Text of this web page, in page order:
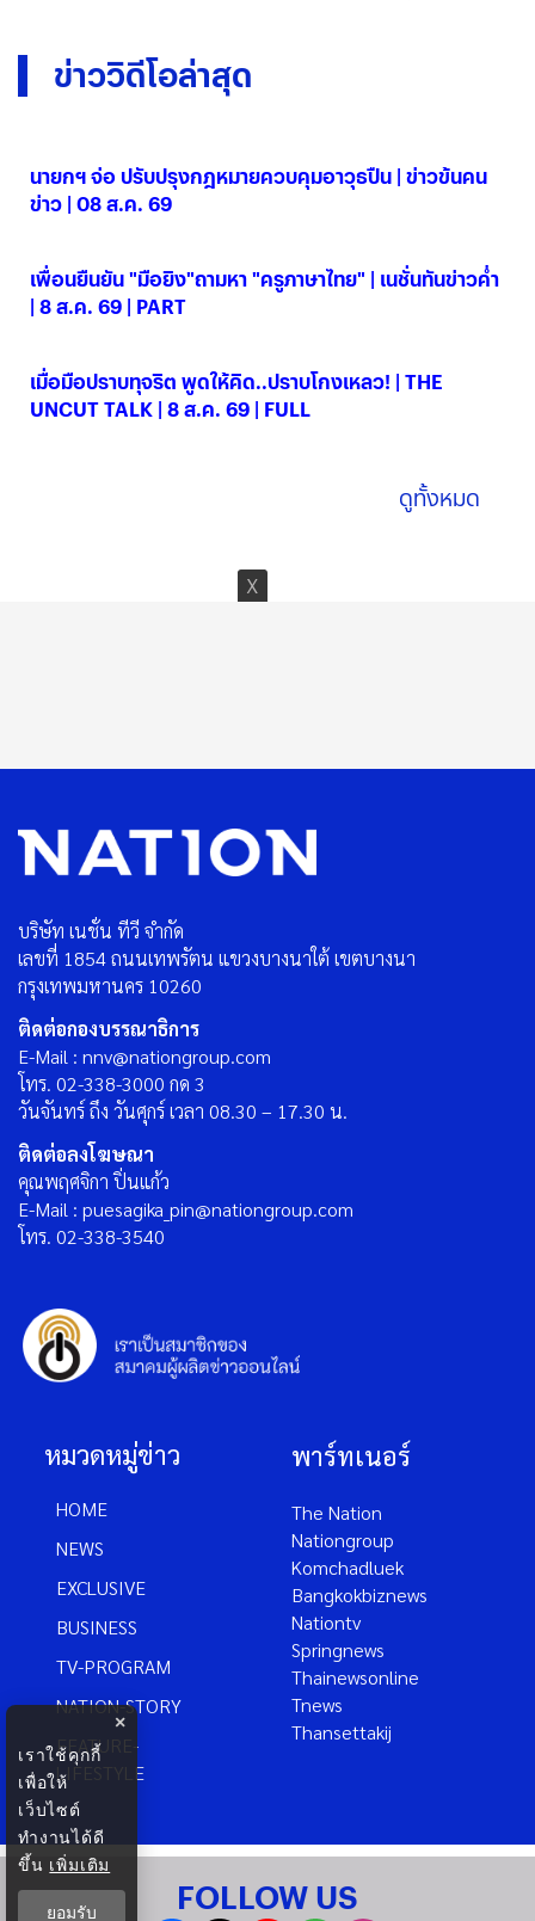
ข่าววิดีโอล่าสุด
นายกฯ จ่อ ปรับปรุงกฎหมายควบคุมอาวุธปืน | ข่าวข้นคน
ข่าว | 08 ส.ค. 69
เพื่อนยืนยัน "มือยิง"ถามหา "ครูภาษาไทย" | เนชั่นทันข่าวค่ำ
| 8 ส.ค. 69 | PART
เมื่อมือปราบทุจริต พูดให้คิด..ปราบโกงเหลว! | THE
UNCUT TALK | 8 ส.ค. 69 | FULL
ดูทั้งหมด
บริษัท เนชั่น ทีวี จำกัด
เลขที่ 1854 ถนนเทพรัตน แขวงบางนาใต้ เขตบางนา
กรุงเทพมหานคร 10260
ติดต่อกองบรรณาธิการ
E-Mail : nnv@nationgroup.com
โทร. 02-338-3000 กด 3
วันจันทร์ ถึง วันศุกร์ เวลา 08.30 – 17.30 น.
ติดต่อลงโฆษณา
คุณพฤศจิกา ปิ่นแก้ว
E-Mail : puesagika_pin@nationgroup.com
โทร. 02-338-3540
หมวดหมู่ข่าว
HOME
NEWS
EXCLUSIVE
BUSINESS
TV-PROGRAM
NATION-STORY
FEATURE-
LIFESTYLE
พาร์ทเนอร์
The Nation
Nationgroup
Komchadluek
Bangkokbiznews
Nationtv
Springnews
Thainewsonline
Tnews
Thansettakij
FOLLOW US
×
เราใช้คุกกี้
เพื่อให้
เว็บไซต์
ทำงานได้ดี
ขึ้น เพิ่มเติม
ยอมรับ